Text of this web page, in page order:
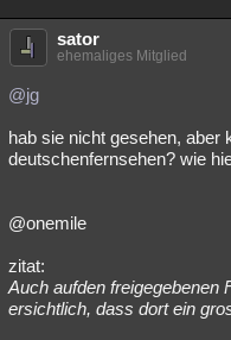
sator
ehemaliges Mitglied
@jg
hab sie nicht gesehen, aber
deutschenfernsehen? wie
@onemile
zitat:
Auch aufden freigegebenen
ersichtlich, dass dort ein